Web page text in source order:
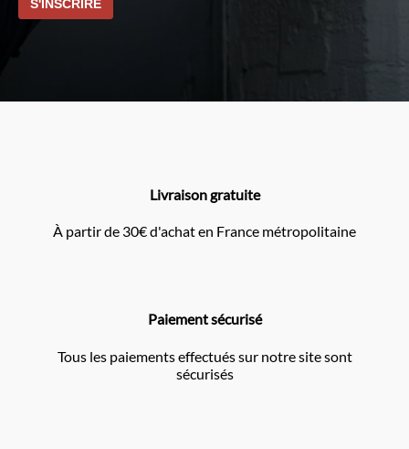
Livraison gratuite
À partir de 30€ d'achat en France métropolitaine
Paiement sécurisé
Tous les paiements effectués sur notre site sont
sécurisés